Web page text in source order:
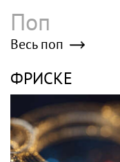
Поп
Весь поп
ФРИСКЕ